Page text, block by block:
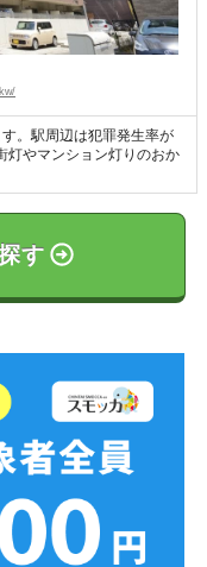
。駅周辺は犯罪発生率が
灯やマンション灯りのおか
す